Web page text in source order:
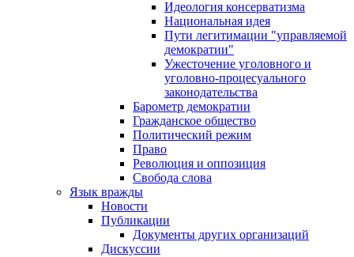
Идеология консерватизма
Национальная идея
Пути легитимации "управляемой
демократии"
Ужесточение уголовного и
уголовно-процесуального
законодательства
Барометр демократии
Гражданское общество
Политический режим
Право
Революция и оппозиция
Свобода слова
Язык вражды
Новости
Публикации
Документы других организаций
Дискуссии